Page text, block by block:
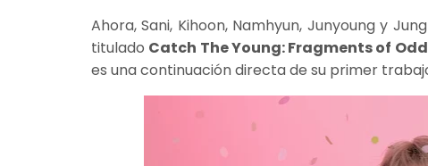
Ahora, Sani, Kihoon, Namhyun, Junyoung y
titulado Catch The Young: Fragments of
es una continuación directa de su primer